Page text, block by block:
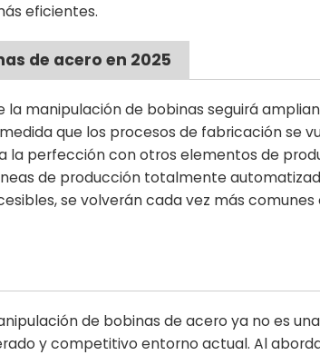
eficientes.
de acero en 2025
la manipulación de bobinas seguirá
que los procesos de fabricación se
la perfección con otros elementos de
de producción totalmente
se volverán cada vez más
de bobinas de acero ya no es
y competitivo entorno actual. Al